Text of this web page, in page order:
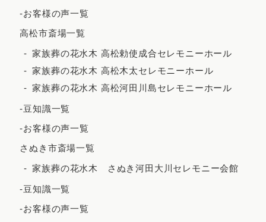
2022年2月
2021年12月
2021年11月
2021年10月
2021年9月
2021年8月
2021年7月
2021年6月
-お客様の声一覧
高松市斎場一覧
家族葬の花水木 高松勅使成合セレモニーホール
家族葬の花水木 高松木太セレモニーホール
家族葬の花水木 高松河田川島セレモニーホール
-豆知識一覧
-お客様の声一覧
さぬき市斎場一覧
家族葬の花水木 さぬき河田大川セレモニー会館
-豆知識一覧
-お客様の声一覧